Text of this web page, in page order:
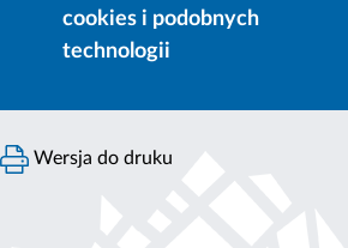
cookies i podobnych
technologii
Wersja do druku